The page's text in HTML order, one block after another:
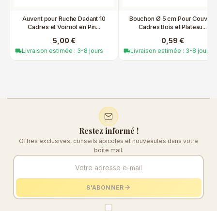
Auvent pour Ruche Dadant 10
Cadres et Voirnot en Pin...
5,00 €
local_shippingLivraison estimée : 3-8 jours
Bouchon Ø 5 cm Pour Couvre-
Cadres Bois et Plateau...
0,59 €
local_shippingLivraison estimée : 3-8 jours
Restez informé !
Offres exclusives, conseils apicoles et nouveautés dans votre
boîte mail.
S'ABONNER